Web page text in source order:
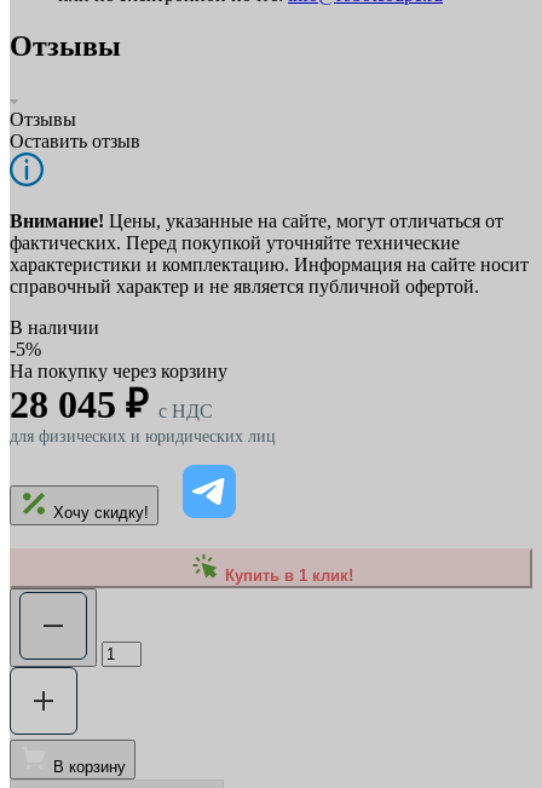
Отзывы
Отзывы
Оставить отзыв
Внимание! Цены, указанные на сайте, могут отличаться от
фактических. Перед покупкой уточняйте технические
характеристики и комплектацию. Информация на сайте носит
справочный характер и не является публичной офертой.
В наличии
-5%
На покупку через корзину
28 045 ₽ c НДС
для физических и юридических лиц
Хочу скидку!
Купить в 1 клик!
В корзину